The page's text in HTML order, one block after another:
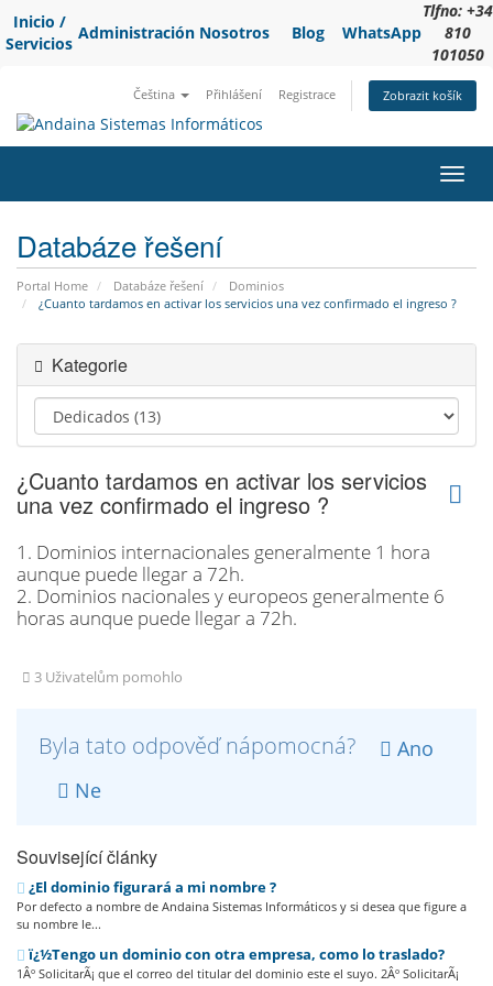
Inicio /
Servicios
Administración Nosotros Blog WhatsApp
Tlfno: +34
810
101050
Čeština Přihlášení Registrace Zobrazit košík
Databáze řešení
Portal Home Databáze řešení
Dominios
¿Cuanto tardamos en activar los servicios una vez confirmado el ingreso ?
Kategorie
¿Cuanto tardamos en activar los servicios
una vez confirmado el ingreso ?
1. Dominios internacionales generalmente 1 hora
aunque puede llegar a 72h.
2. Dominios nacionales y europeos generalmente 6
horas aunque puede llegar a 72h.
3 Uživatelům pomohlo
Byla tato odpověď nápomocná?
Ano
Ne
Související články
¿El dominio figurará a mi nombre ?
Por defecto a nombre de Andaina Sistemas Informáticos y si desea que figure a
su nombre le...
ï¿½Tengo un dominio con otra empresa, como lo traslado?
1Âº SolicitarÃ¡ que el correo del titular del dominio este el suyo. 2Âº SolicitarÃ¡